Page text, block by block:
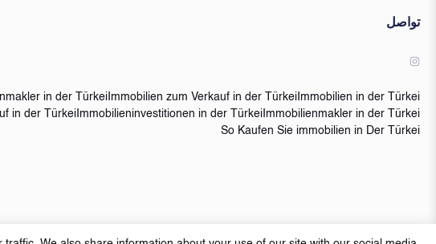
تواصل
Immobilien in der Türkei
Immobilien zum Verkauf in der Türkei
in der Türkei
Immobilienmakler in der Türkei
Immobilieninvestitionen in der Türkei
in der Türkei
So Kaufen Sie immobilien in Der Türkei